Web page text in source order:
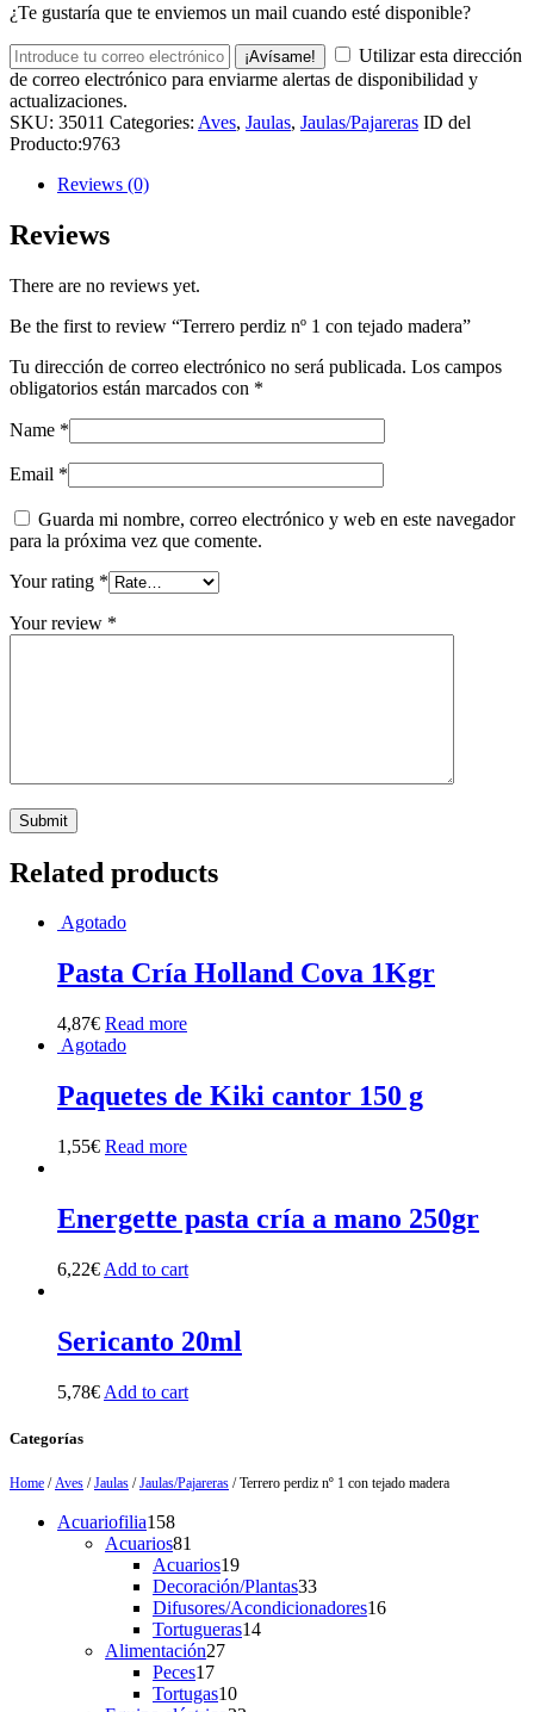
¿Te gustaría que te enviemos un mail cuando esté disponible?
¡Avísame!
Utilizar esta dirección
de correo electrónico para enviarme alertas de disponibilidad y
actualizaciones.
SKU: 35011 Categories: Aves, Jaulas, Jaulas/Pajareras ID del
Producto:9763
Reviews (0)
Reviews
There are no reviews yet.
Be the first to review “Terrero perdiz nº 1 con tejado madera”
Tu dirección de correo electrónico no será publicada. Los campos
obligatorios están marcados con *
Name *
Email *
Guarda mi nombre, correo electrónico y web en este navegador
para la próxima vez que comente.
Your rating *
Your review *
Related products
Agotado
Pasta Cría Holland Cova 1Kgr
4,87€ Read more
Agotado
Paquetes de Kiki cantor 150 g
1,55€ Read more
Energette pasta cría a mano 250gr
6,22€ Add to cart
Sericanto 20ml
5,78€ Add to cart
Categorías
Home /Aves /Jaulas /Jaulas/Pajareras / Terrero perdiz nº 1 con tejado madera
Acuariofilia158158
products
Acuarios81
products
Acuarios1919
products
Decoración/Plantas3333
products
Difusores/Acondicionadores1616
Tortugueras1414
Alimentación2727
Peces1717
products
Tortugas1010